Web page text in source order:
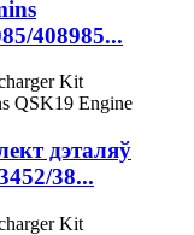
408985...
дэталяў
38...